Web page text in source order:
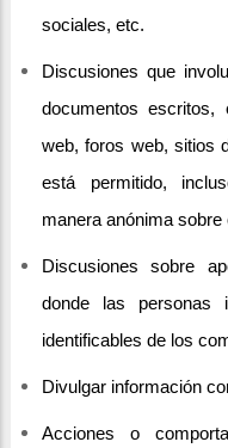
sociales, etc.
Discusiones que
documentos escritos,
web, foros web, sitios
está permitido,
manera anónima
Discusiones sobre
donde las personas
identificables de los
Divulgar información
Acciones o